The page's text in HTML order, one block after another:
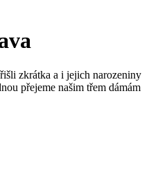
zkrátka a i jejich narozeniny
přejeme našim třem dámám